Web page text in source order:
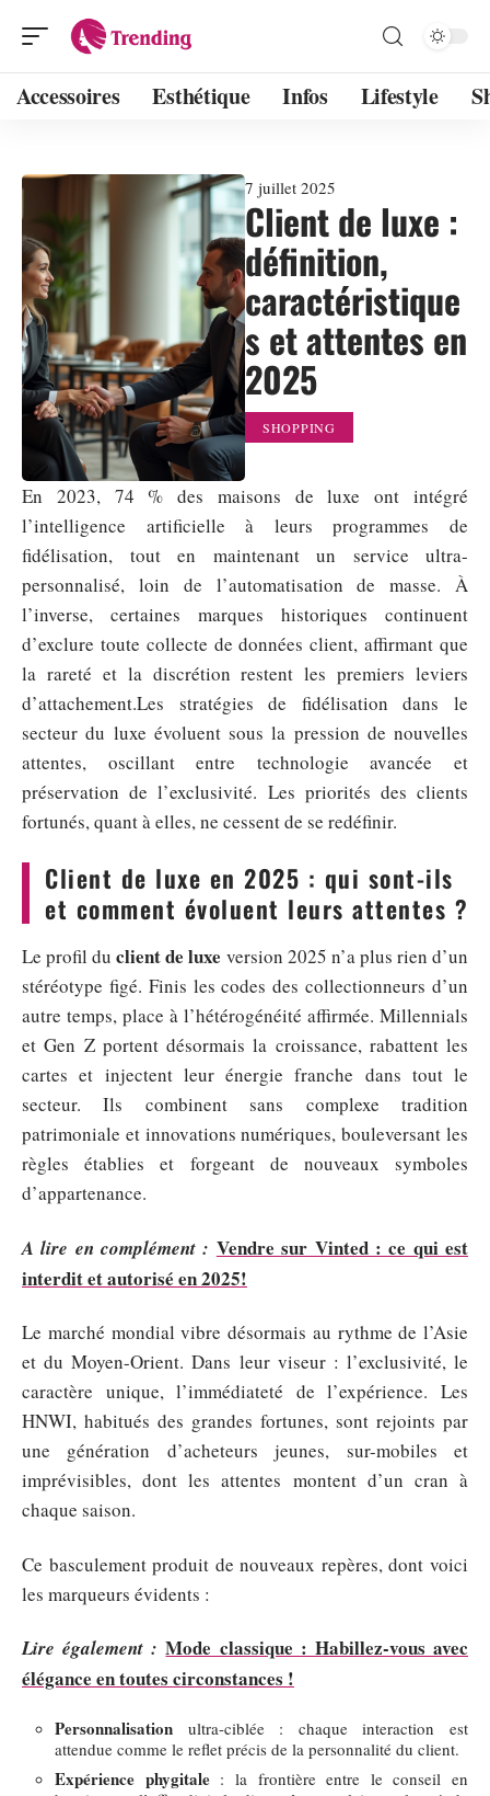
Accessoires Esthétique Infos Lifestyle
7 juillet 2025
Client de luxe :
définition,
caractéristique
s et attentes en
2025
SHOPPING
En 2023, 74 % des maisons de luxe ont intégré
l’intelligence artificielle à leurs programmes de
fidélisation, tout en maintenant un service ultra-
personnalisé, loin de l’automatisation de masse. À
l’inverse, certaines marques historiques continuent
d’exclure toute collecte de données client, affirmant que
la rareté et la discrétion restent les premiers leviers
d’attachement.Les stratégies de fidélisation dans le
secteur du luxe évoluent sous la pression de nouvelles
attentes, oscillant entre technologie avancée et
préservation de l’exclusivité. Les priorités des clients
fortunés, quant à elles, ne cessent de se redéfinir.
Client de luxe en 2025 : qui sont-ils
et comment évoluent leurs attentes ?
Le profil duclient de luxe version 2025 n’a plus rien d’un
stéréotype figé. Finis les codes des collectionneurs d’un
autre temps, place à l’hétérogénéité affirmée. Millennials
et Gen Z portent désormais la croissance, rabattent les
cartes et injectent leur énergie franche dans tout le
secteur. Ils combinent sans complexe tradition
patrimoniale et innovations numériques, bouleversant les
règles établies et forgeant de nouveaux symboles
d’appartenance.
A lire en complément : Vendre sur Vinted : ce qui est
interdit et autorisé en 2025!
Le marché mondial vibre désormais au rythme de l’Asie
et du Moyen-Orient. Dans leur viseur : l’exclusivité, le
caractère unique, l’immédiateté de l’expérience. Les
HNWI, habitués des grandes fortunes, sont rejoints par
une génération d’acheteurs jeunes, sur-mobiles et
imprévisibles, dont les attentes montent d’un cran à
chaque saison.
Ce basculement produit de nouveaux repères, dont voici
les marqueurs évidents :
Lire également : Mode classique : Habillez-vous avec
élégance en toutes circonstances !
Personnalisation ultra-ciblée : chaque interaction est
attendue comme le reflet précis de la personnalité du client.
Expérience phygitale: la frontière entre le conseil en